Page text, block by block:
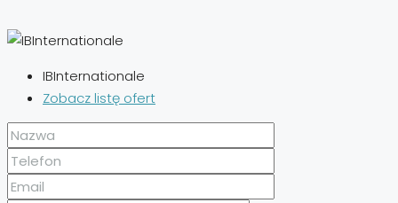
IBInternationale
Zobacz listę ofert